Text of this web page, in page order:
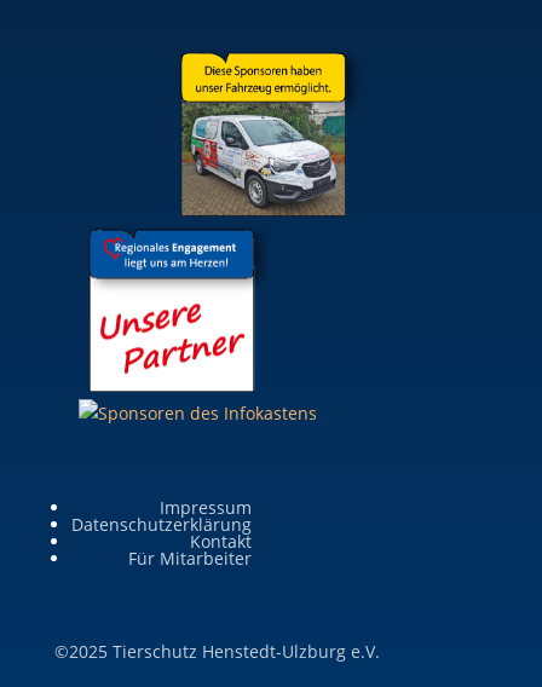
Impressum
Datenschutzerklärung
Kontakt
Für Mitarbeiter
©2025 Tierschutz Henstedt-Ulzburg e.V.